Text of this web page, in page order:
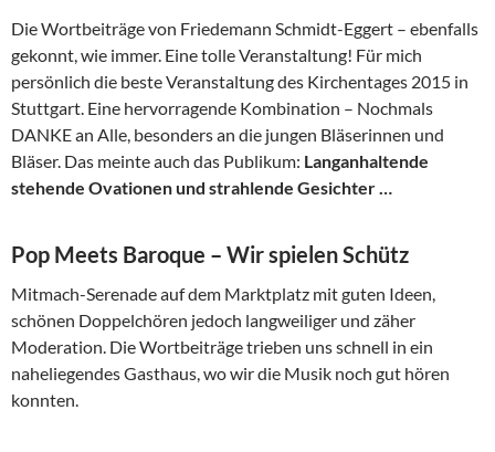
Die Wortbeiträge von Friedemann Schmidt-Eggert – ebenfalls
gekonnt, wie immer. Eine tolle Veranstaltung! Für mich
persönlich die beste Veranstaltung des Kirchentages 2015 in
Stuttgart. Eine hervorragende Kombination – Nochmals
DANKE an Alle, besonders an die jungen Bläserinnen und
Bläser. Das meinte auch das Publikum: Langanhaltende
stehende Ovationen und strahlende Gesichter …
Pop Meets Baroque – Wir spielen Schütz
Mitmach-Serenade auf dem Marktplatz mit guten Ideen,
schönen Doppelchören jedoch langweiliger und zäher
Moderation. Die Wortbeiträge trieben uns schnell in ein
naheliegendes Gasthaus, wo wir die Musik noch gut hören
konnten.